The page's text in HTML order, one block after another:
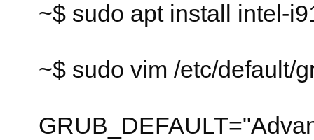
~$ sudo apt install intel-
~$ sudo vim /etc/default/